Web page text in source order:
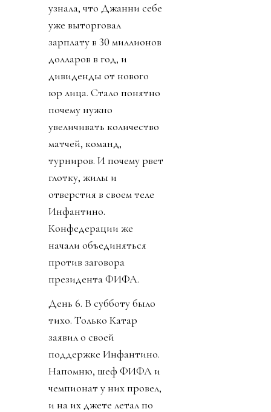
узнала, что Джанни себе
уже выторговал
зарплату в 30 миллионов
долларов в год, и
дивиденды от нового
юр лица. Стало понятно
почему нужно
увеличивать количество
матчей, команд,
турниров. И почему рвет
глотку, жилы и
отверстия в своем теле
Инфантино.
Конфедерации же
начали объединяться
против заговора
президента ФИФА.
День 6. В субботу было
тихо. Только Катар
заявил о своей
поддержке Инфантино.
Напомню, шеф ФИФА и
чемпионат у них провел,
и на их джете летал по